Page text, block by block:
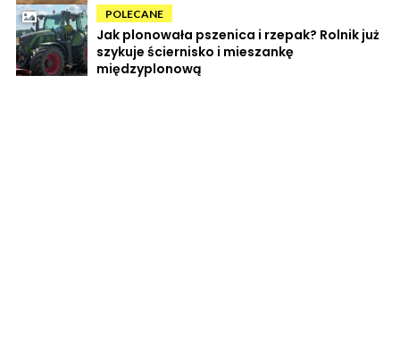
POLECANE
Jak plonowała pszenica i rzepak? Rolnik już
szykuje ściernisko i mieszankę
międzyplonową